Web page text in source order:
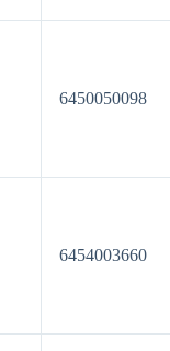
6450050098
6454003660